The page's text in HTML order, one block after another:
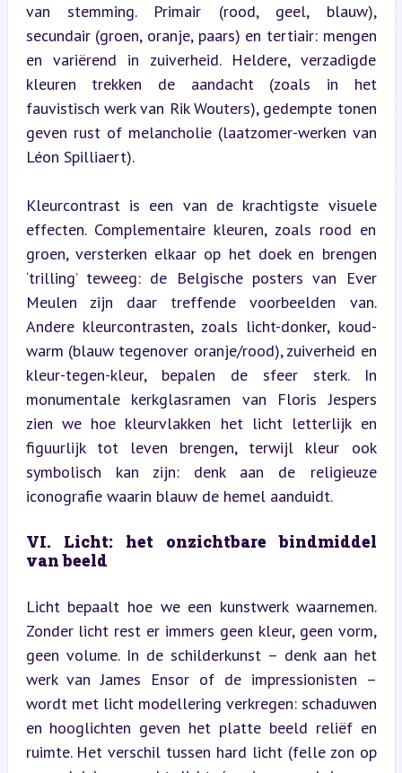
van stemming. Primair (rood, geel, blauw),
secundair (groen, oranje, paars) en tertiair: mengen
en variërend in zuiverheid. Heldere, verzadigde
kleuren trekken de aandacht (zoals in het
fauvistisch werk van Rik Wouters), gedempte tonen
geven rust of melancholie (laatzomer-werken van
Léon Spilliaert).
Kleurcontrast is een van de krachtigste visuele
effecten. Complementaire kleuren, zoals rood en
groen, versterken elkaar op het doek en brengen
‘trilling’ teweeg: de Belgische posters van Ever
Meulen zijn daar treffende voorbeelden van.
Andere kleurcontrasten, zoals licht-donker, koud-
warm (blauw tegenover oranje/rood), zuiverheid en
kleur-tegen-kleur, bepalen de sfeer sterk. In
monumentale kerkglasramen van Floris Jespers
zien we hoe kleurvlakken het licht letterlijk en
figuurlijk tot leven brengen, terwijl kleur ook
symbolisch kan zijn: denk aan de religieuze
iconografie waarin blauw de hemel aanduidt.
VI. Licht: het onzichtbare bindmiddel
van beeld
Licht bepaalt hoe we een kunstwerk waarnemen.
Zonder licht rest er immers geen kleur, geen vorm,
geen volume. In de schilderkunst – denk aan het
werk van James Ensor of de impressionisten –
wordt met licht modellering verkregen: schaduwen
en hooglichten geven het platte beeld reliëf en
ruimte. Het verschil tussen hard licht (felle zon op